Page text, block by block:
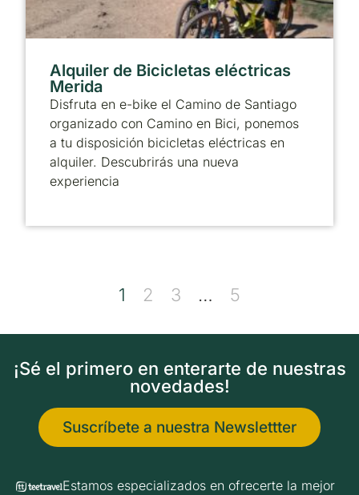
Alquiler de Bicicletas eléctricas
Merida
Disfruta en e-bike el Camino de Santiago
organizado con Camino en Bici, ponemos
a tu disposición bicicletas eléctricas en
alquiler. Descubrirás una nueva
experiencia
1 2 3 … 5
¡Sé el primero en enterarte de nuestras
novedades!
Suscríbete a nuestra Newslettter
Estamos especializados en ofrecerte la mejor